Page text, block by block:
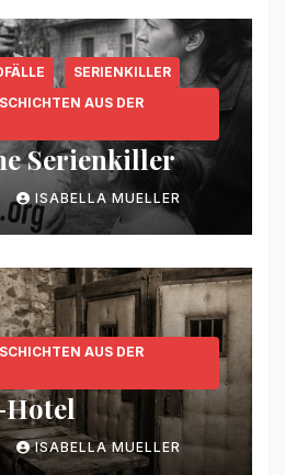
SERIENKILLER
AUS DER
Serienkiller
ISABELLA MUELLER
AUS DER
ISABELLA MUELLER